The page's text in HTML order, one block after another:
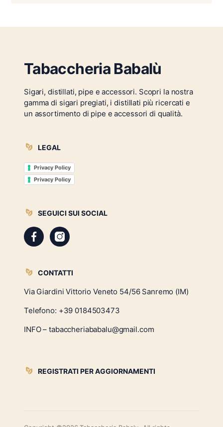
Tabaccheria Babalù
Sigari, distillati, pipe e accessori. Scopri la nostra
gamma di sigari pregiati, i distillati più ricercati e
un assortimento di pipe e accessori di qualità.
LEGAL
Privacy Policy
Privacy Policy
SEGUICI SUI SOCIAL
CONTATTI
Via Giardini Vittorio Veneto 54/56 Sanremo (IM)
Telefono: +39 0184503473
INFO – tabaccheriababalu@gmail.com
REGISTRATI PER AGGIORNAMENTI